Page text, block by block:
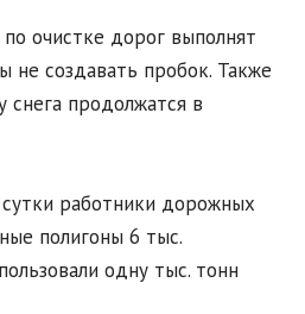
очистке дорог выполнят
не создавать пробок. Также
снега продолжатся в
работники дорожных
полигоны 6 тыс.
одну тыс. тонн